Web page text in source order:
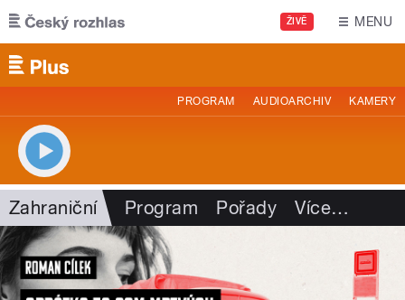
Přejít k hlavnímu obsahu
ŽIVĚ MENU
PROGRAM AUDIOARCHIV KAMERY
Zahraniční Program Pořady Více…